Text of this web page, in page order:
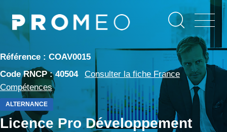
contenu
principal
Référence : COAV0015
Code RNCP : 40504
Consulter la fiche France
Compétences
ALTERNANCE
Licence Pro Développement